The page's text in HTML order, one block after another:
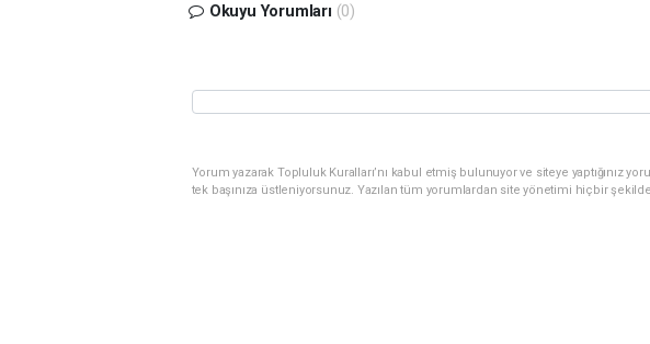
Okuyu Yorumları (0)
Yorum yazarak Topluluk Kuralları’nı kabul etmiş bulunuyor ve siteye yaptığınız
tek başınıza üstleniyorsunuz. Yazılan tüm yorumlardan site yönetimi hiçbir